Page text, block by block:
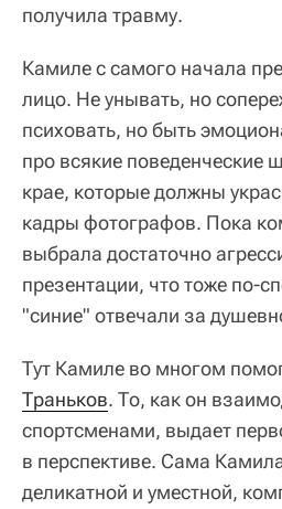
получила травму.
Камиле с самого начала
лицо. Не унывать, но
психовать, но быть
про всякие поведенческие
крае, которые должны
кадры фотографов. Пока
выбрала достаточно
презентации, что тоже по-
"синие" отвечали за
Тут Камиле во многом
Траньков. То, как он
спортсменами, выдает
в перспективе. Сама
деликатной и уместной,